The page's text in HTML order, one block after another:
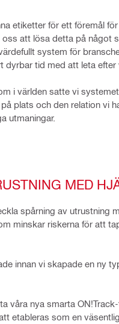
etiketter för ett föremål
att lösa detta på
system för
tid med att leta efter
i världen satte vi
plats och den relation vi
utmaningar.
MED
spårning av utrustning
minskar riskerna för att
innan vi skapade en ny
våra nya smarta
etableras som en